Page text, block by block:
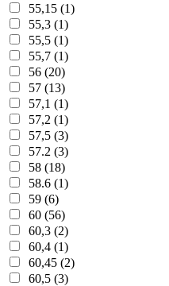
55,15 (1)
55,3 (1)
55,5 (1)
55,7 (1)
56 (20)
57 (13)
57,1 (1)
57,2 (1)
57,5 (3)
57.2 (3)
58 (18)
58.6 (1)
59 (6)
60 (56)
60,3 (2)
60,4 (1)
60,45 (2)
60,5 (3)